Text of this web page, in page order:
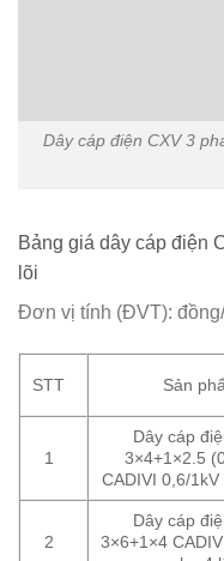
Dây cáp điện CXV 3
Bảng giá dây cáp điện
lõi
Đơn vị tính (ĐVT):
STT Sản
1
Dây cáp
3×4+1×2.5
CADIVI 0,6/
2
Dây cáp
3×6+1×4